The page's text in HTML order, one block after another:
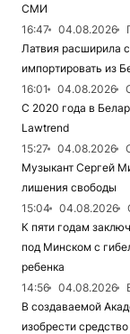
СМИ
16:47
04.08.2026
Латвия расширила
импортировать из
16:01
04.08.2026
С 2020 года в
Lawtrend
15:27
04.08.2026
Музыкант Сергей
лишения свободы
15:04
04.08.2026
К пяти годам
под Минском с
ребенка
14:56
04.08.2026
В создаваемой
изобрести